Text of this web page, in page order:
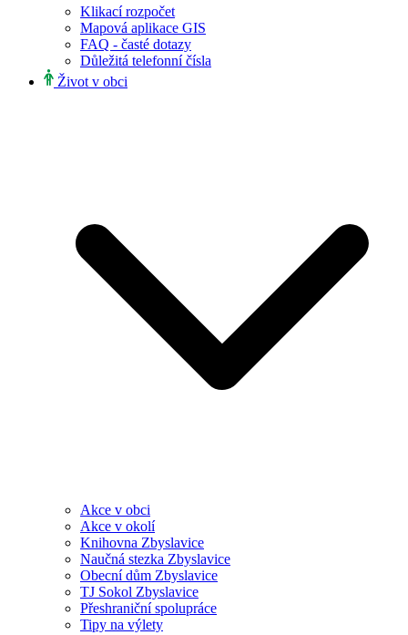
Klikací rozpočet
Mapová aplikace GIS
FAQ - časté dotazy
Důležitá telefonní čísla
Život v obci
Akce v obci
Akce v okolí
Knihovna Zbyslavice
Naučná stezka Zbyslavice
Obecní dům Zbyslavice
TJ Sokol Zbyslavice
Přeshraniční spolupráce
Tipy na výlety